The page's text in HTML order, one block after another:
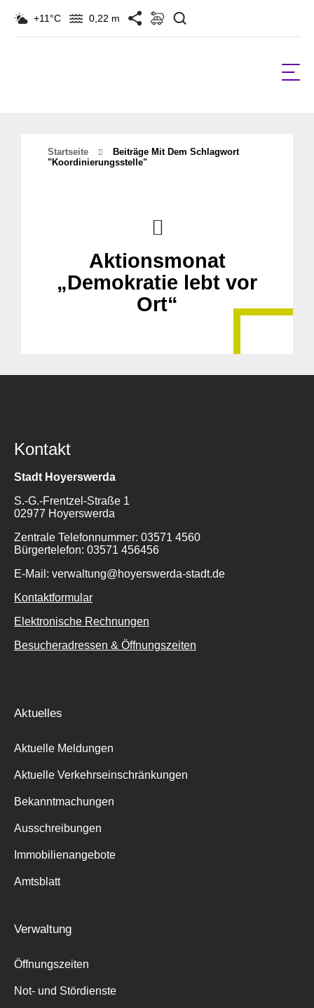
+11°C 0,22 m
Startseite
Beiträge Mit Dem Schlagwort
"koordinierungsstelle"
Aktionsmonat
„Demokratie lebt vor
Ort“
Kontakt
Stadt Hoyerswerda
S.-G.-Frentzel-Straße 1
02977 Hoyerswerda
Zentrale Telefonnummer: 03571 4560
Bürgertelefon: 03571 456456
E-Mail: verwaltung@hoyerswerda-stadt.de
Kontaktformular
Elektronische Rechnungen
Besucheradressen & Öffnungszeiten
Aktuelles
Aktuelle Meldungen
Aktuelle Verkehrseinschränkungen
Bekanntmachungen
Ausschreibungen
Immobilienangebote
Amtsblatt
Verwaltung
Öffnungszeiten
Not- und Stördienste